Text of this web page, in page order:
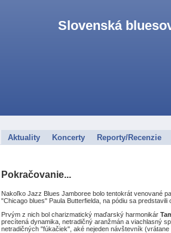
Slovenská
Aktuality Koncerty Reporty/Recenzie
Pokračovanie...
Nakoľko Jazz Blues Jamboree bolo tentokrát venované
"Chicago blues" Paula Butterfielda, na pódiu sa
Prvým z nich bol charizmatický maďarský harmonikár
precítená dynamika, netradičný aranžmán a viachlasný
netradičných "fúkačiek", aké nejeden návštevník